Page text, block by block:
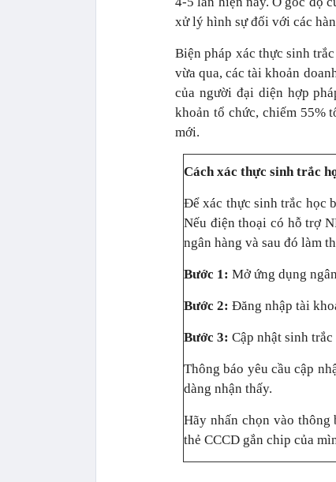
xử lý hình sự đối với các
Biện pháp xác thực sinh
vừa qua, các tài khoản
của người đại diện hợp
khoản tổ chức, chiếm 55%
mới.
Cách xác thực sinh trắc
Để xác thực sinh trắc học
Nếu điện thoại có hỗ trợ
ngân hàng và sau đó làm
Bước 1: Mở ứng dụng
Bước 2: Đăng nhập tài
Bước 3: Cập nhật sinh trắc
Thông báo yêu cầu cập
dàng nhận thấy.
Hãy nhấn chọn vào thông
thẻ CCCD gắn chip của